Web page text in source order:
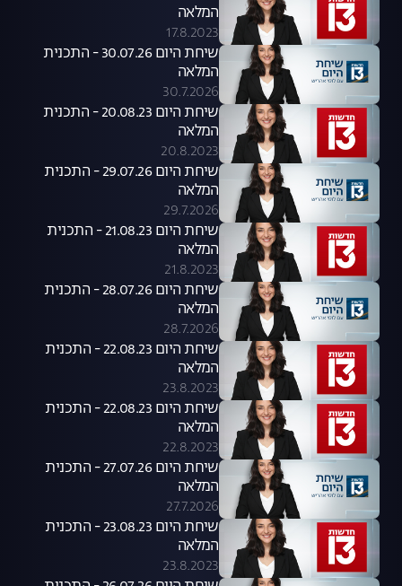
המלאה
17.8.2023
שיחת היום 30.07.26 - התכנית
המלאה
30.7.2026
שיחת היום 20.08.23 - התכנית
המלאה
20.8.2023
שיחת היום 29.07.26 - התכנית
המלאה
29.7.2026
שיחת היום 21.08.23 - התכנית
המלאה
21.8.2023
שיחת היום 28.07.26 - התכנית
המלאה
28.7.2026
שיחת היום 22.08.23 - התכנית
המלאה
23.8.2023
שיחת היום 22.08.23 - התכנית
המלאה
22.8.2023
שיחת היום 27.07.26 - התכנית
המלאה
27.7.2026
שיחת היום 23.08.23 - התכנית
המלאה
23.8.2023